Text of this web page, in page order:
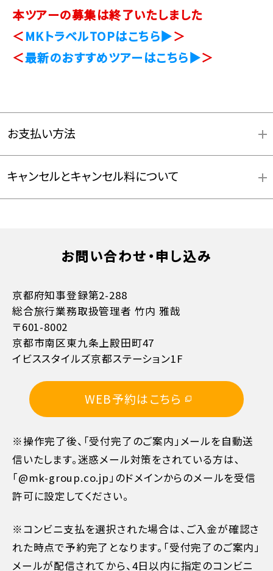
本ツアーの募集は終了いたしました
＜MKトラベルTOPはこちら▶＞
＜最新のおすすめツアーはこちら▶＞
お支払い方法
キャンセルとキャンセル料について
お問い合わせ・申し込み
京都府知事登録第2-288
総合旅行業務取扱管理者 竹内 雅哉
〒601-8002
京都市南区東九条上殿田町47
イビススタイルズ京都ステーション1F
WEB予約はこちら
※操作完了後、「受付完了のご案内」メールを自動送
信いたします。迷惑メール対策をされている方は､
「@mk-group.co.jp」のドメインからのメールを受信
許可に設定してください。
※コンビニ支払を選択された場合は、ご入金が確認さ
れた時点で予約完了となります。「受付完了のご案内」
メールが配信されてから、4日以内に指定のコンビニ